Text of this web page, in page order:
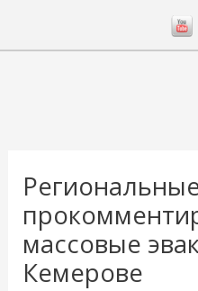
массовые
Кемерове
записям